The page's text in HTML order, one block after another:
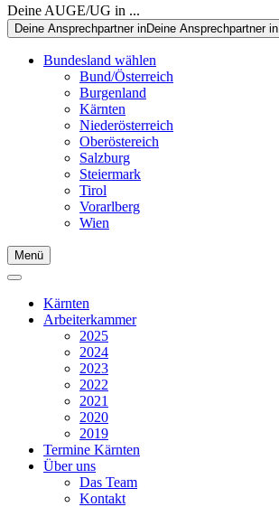
Deine AUGE/UG in ...
Deine Ansprechpartner inDeine Ansprechpartner in
Bundesland wählen
Bund/Österreich
Burgenland
Kärnten
Niederösterreich
Oberöstereich
Salzburg
Steiermark
Tirol
Vorarlberg
Wien
Menü
Kärnten
Arbeiterkammer
2025
2024
2023
2022
2021
2020
2019
Termine Kärnten
Über uns
Das Team
Kontakt